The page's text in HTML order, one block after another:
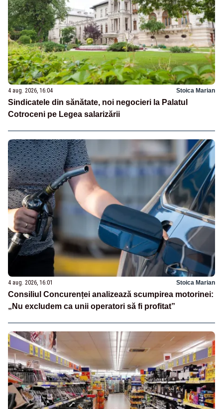
4 aug. 2026, 16:04 Stoica Marian
Sindicatele din sănătate, noi negocieri la Palatul
Cotroceni pe Legea salarizării
4 aug. 2026, 16:01 Stoica Marian
Consiliul Concurenței analizează scumpirea motorinei:
„Nu excludem ca unii operatori să fi profitat”